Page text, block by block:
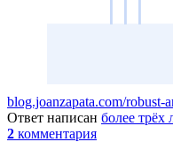
blog.joanzapata.com/robust-
Ответ написан более трёх
2 комментария